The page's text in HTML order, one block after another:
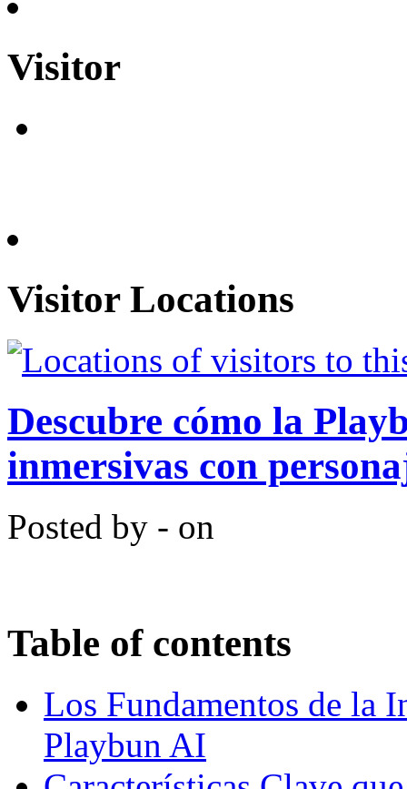
Visitor
Visitor Locations
Descubre cómo la
inmersivas con
Posted by - on
Table of contents
Los Fundamentos de la
Playbun AI